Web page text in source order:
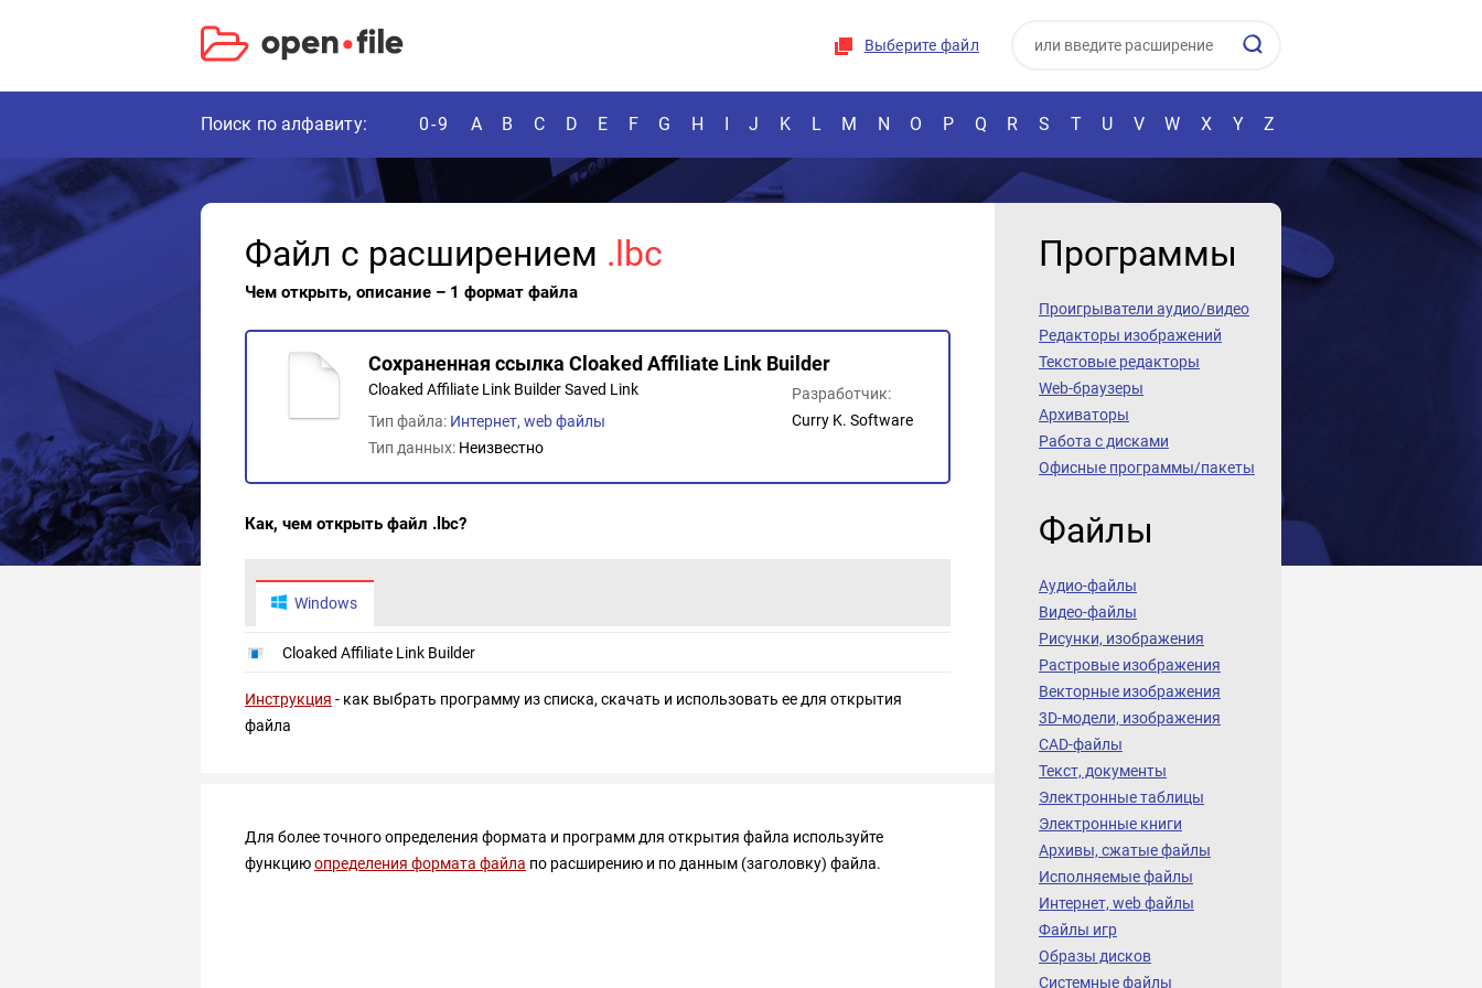
Выберите файл
Поиск по алфавиту: 0-9 A B C D E F G H I J K L M N O P Q R S T U V W X Y Z
Файл с расширением .lbc
Чем открыть, описание – 1 формат файла
Сохраненная ссылка Cloaked Affiliate Link Builder
Cloaked Affiliate Link Builder Saved Link
Тип файла: Интернет, web файлы
Тип данных: Неизвестно
Разработчик:
Curry K. Software
Как, чем открыть файл .lbc?
Windows
Cloaked Affiliate Link Builder
Инструкция - как выбрать программу из списка, скачать и использовать ее для открытия
файла
Для более точного определения формата и программ для открытия файла используйте
функциюопределения формата файла по расширению и по данным (заголовку) файла.
Программы
Проигрыватели аудио/видео
Редакторы изображений
Текстовые редакторы
Web-браузеры
Архиваторы
Работа с дисками
Офисные программы/пакеты
Файлы
Аудио-файлы
Видео-файлы
Рисунки, изображения
Растровые изображения
Векторные изображения
3D-модели, изображения
CAD-файлы
Текст, документы
Электронные таблицы
Электронные книги
Архивы, сжатые файлы
Исполняемые файлы
Интернет, web файлы
Файлы игр
Образы дисков
Системные файлы